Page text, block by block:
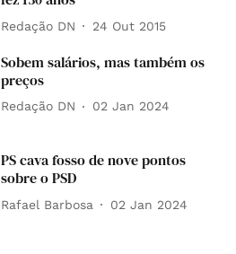
Redação DN 24 Out 2015
Sobem salários, mas também os
preços
Redação DN 02 Jan 2024
PS cava fosso de nove pontos
sobre o PSD
Rafael Barbosa 02 Jan 2024